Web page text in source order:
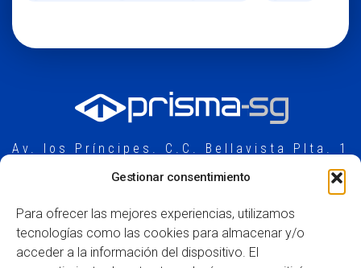
Gestionar consentimiento
Para ofrecer las mejores experiencias, utilizamos
tecnologías como las cookies para almacenar y/o
acceder a la información del dispositivo. El
Av. los Príncipes. C.C. Bellavista Plta. 1
+34 959 52 15 00